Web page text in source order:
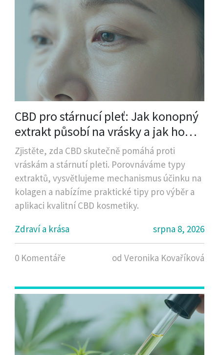
CBD pro stárnucí pleť: Jak konopný
extrakt působí na vrásky a jak ho
správně použít
Zjistěte, zda CBD skutečně pomáhá proti
vráskám a stárnutí pleti. Porovnáváme typy
extraktů, vysvětlujeme mechanismus účinku na
kolagen a nabízíme praktické tipy pro výběr a
aplikaci kvalitní CBD kosmetiky.
Zdraví a krása
srpna 8, 2026
0 Komentáře od Veronika Kovaříková